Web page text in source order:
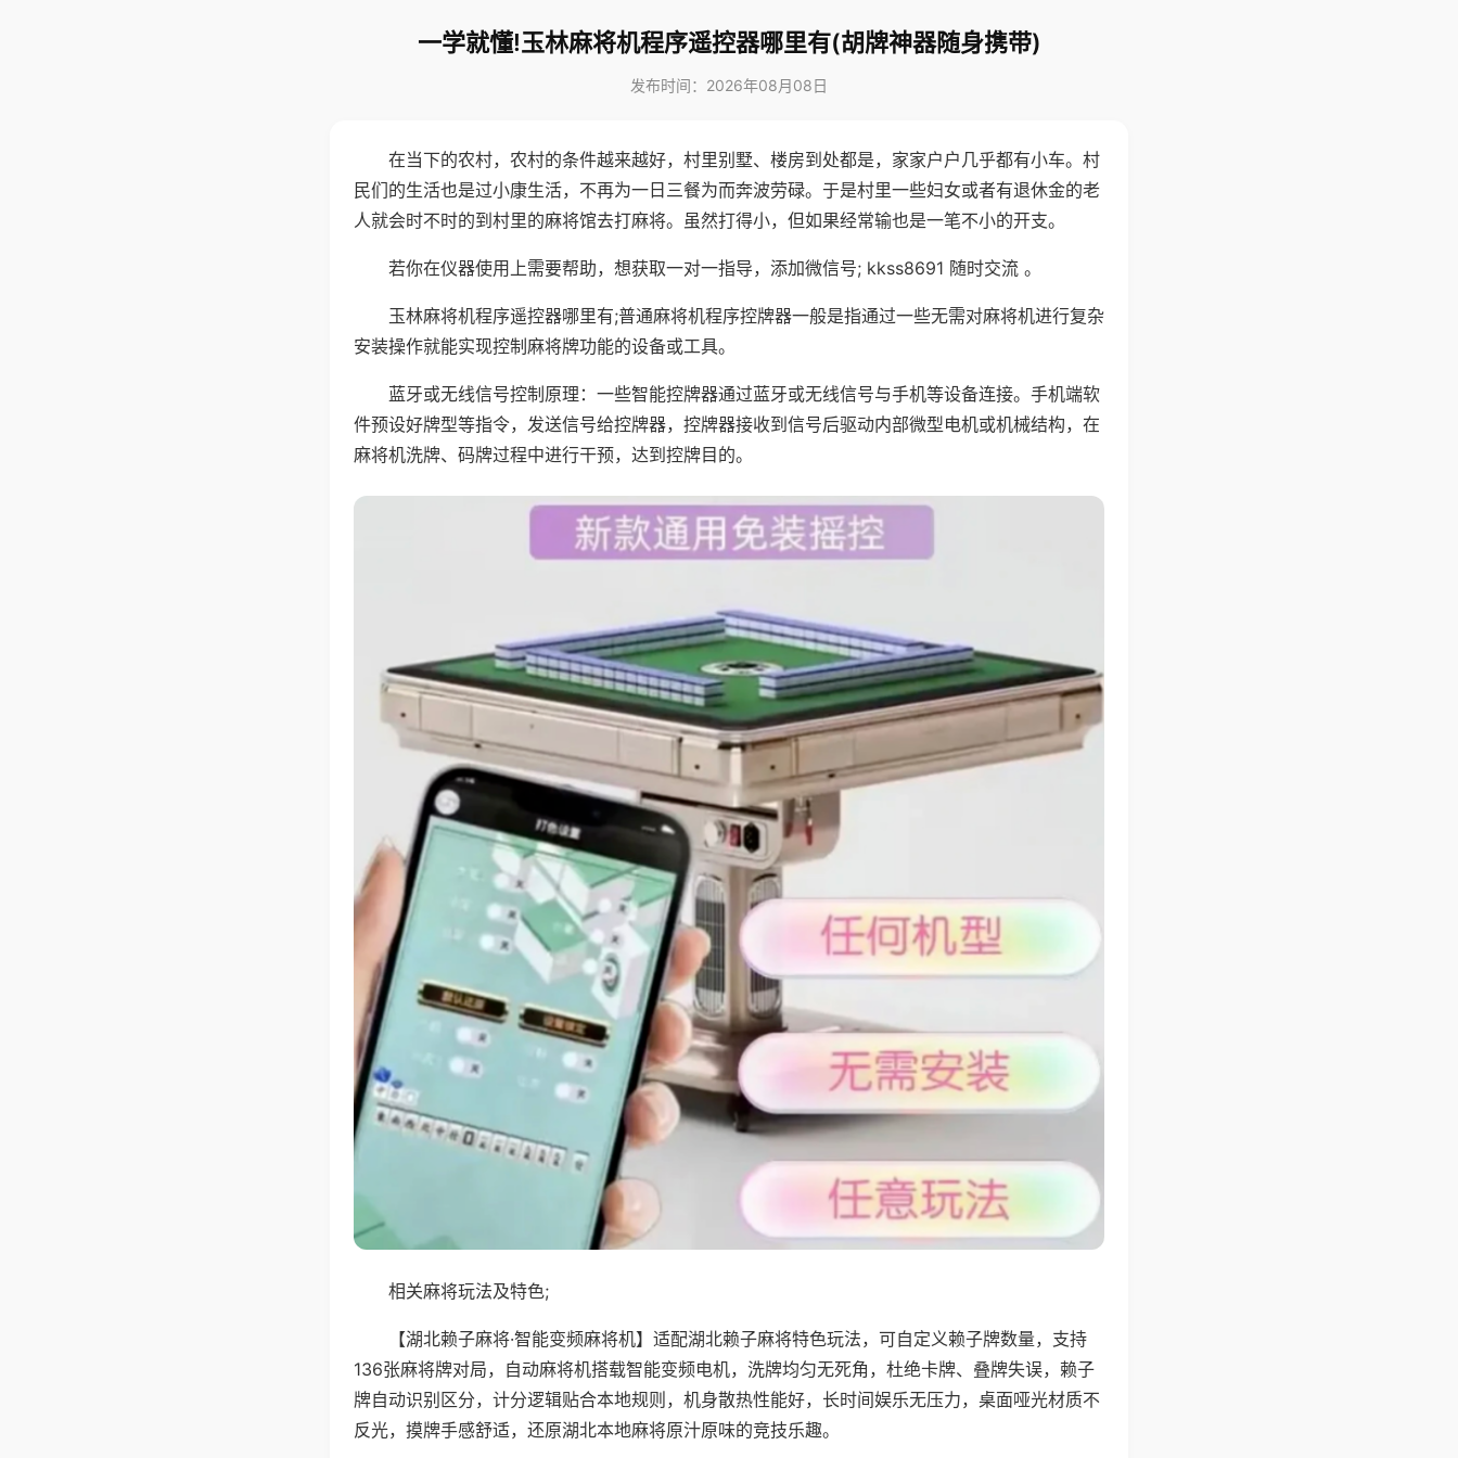
一学就懂!玉林麻将机程序遥控器哪里有(胡牌神器随身携带)
发布时间：2026年08月08日
在当下的农村，农村的条件越来越好，村里别墅、楼房到处都是，家家户户几乎都有小车。村
民们的生活也是过小康生活，不再为一日三餐为而奔波劳碌。于是村里一些妇女或者有退休金的老
人就会时不时的到村里的麻将馆去打麻将。虽然打得小，但如果经常输也是一笔不小的开支。
若你在仪器使用上需要帮助，想获取一对一指导，添加微信号; kkss8691 随时交流 。
玉林麻将机程序遥控器哪里有;普通麻将机程序控牌器一般是指通过一些无需对麻将机进行复杂
安装操作就能实现控制麻将牌功能的设备或工具。
蓝牙或无线信号控制原理：一些智能控牌器通过蓝牙或无线信号与手机等设备连接。手机端软
件预设好牌型等指令，发送信号给控牌器，控牌器接收到信号后驱动内部微型电机或机械结构，在
麻将机洗牌、码牌过程中进行干预，达到控牌目的。
相关麻将玩法及特色;
【湖北赖子麻将·智能变频麻将机】适配湖北赖子麻将特色玩法，可自定义赖子牌数量，支持
136张麻将牌对局，自动麻将机搭载智能变频电机，洗牌均匀无死角，杜绝卡牌、叠牌失误，赖子
牌自动识别区分，计分逻辑贴合本地规则，机身散热性能好，长时间娱乐无压力，桌面哑光材质不
反光，摸牌手感舒适，还原湖北本地麻将原汁原味的竞技乐趣。